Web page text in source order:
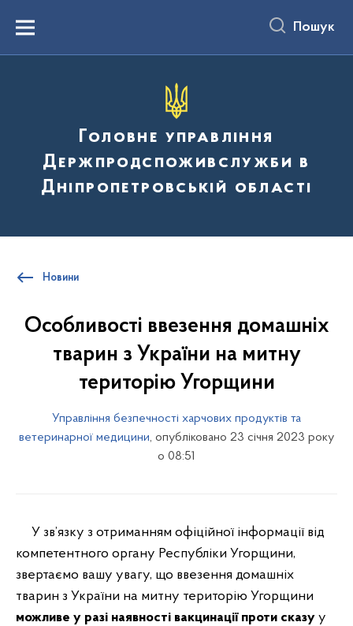
вмістуMenu Пошук
Головне управління
Держпродспоживслужби в
Дніпропетровській області
Новини
Особливості ввезення домашніх
тварин з України на митну
територію Угорщини
Управління безпечності харчових продуктів та
ветеринарної медицини, опубліковано 23 січня 2023 року
о 08:51
У зв’язку з отриманням офіційної інформації від
компетентного органу Республіки Угорщини,
звертаємо вашу увагу, що ввезення домашніх
тварин з України на митну територію Угорщини
можливе у разі наявності вакцинації проти сказу у